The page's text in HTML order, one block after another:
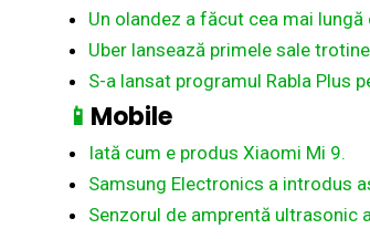
Un olandez a făcut cea mai
Uber lansează primele sale
S-a lansat programul Rabla Plus
📱 Mobile
Iată cum e produs Xiaomi Mi 9.
Samsung Electronics a introdus
Senzorul de amprentă ultrasonic